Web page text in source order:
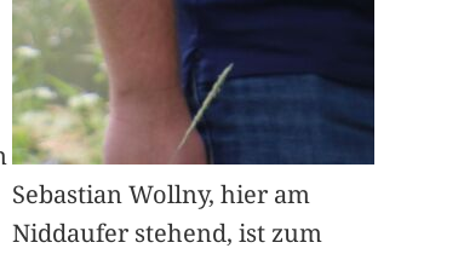
Sebastian Wollny, hier am
Niddaufer stehend, ist zum